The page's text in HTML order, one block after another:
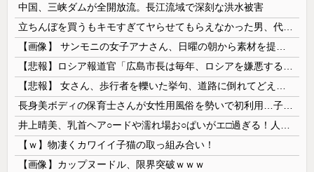
中国、三峡ダムが全開放流。長江流域で深刻な洪水被害
【ｗ】物凄くカワイイ子猫の取っ組み合い！
【画像】カップヌードル、限界突破ｗｗｗ